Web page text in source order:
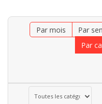
Par mois Par
Par